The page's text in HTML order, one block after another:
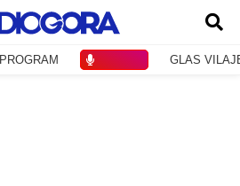
PROGRAM GLAS